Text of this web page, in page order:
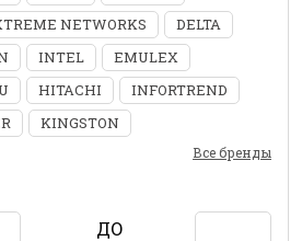
NETWORKS
DELTA
INTEL
EMULEX
HITACHI
INFORTREND
KINGSTON
Все бренды
ДО